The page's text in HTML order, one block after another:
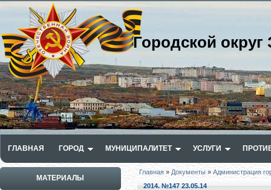
Городской
ГЛАВНАЯ ГОРОД МУНИЦИПАЛИТЕТ УСЛУГИ
МАТЕРИАЛЫ
Главная» Документы »Администрация
2014. №147 23.05.14